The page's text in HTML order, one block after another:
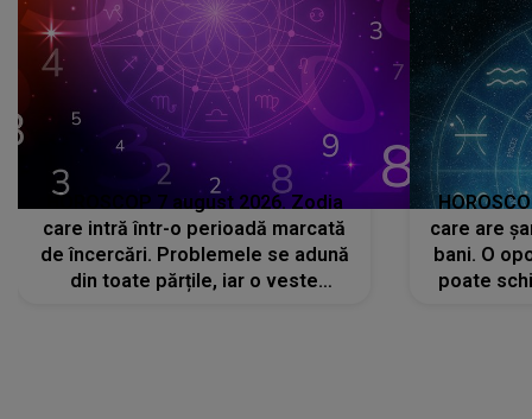
HOROSCOP 7 august 2026. Zodia
care intră într-o perioadă marcată
de încercări. Problemele se adună
din toate părțile, iar o veste
care are
bani. O
poate